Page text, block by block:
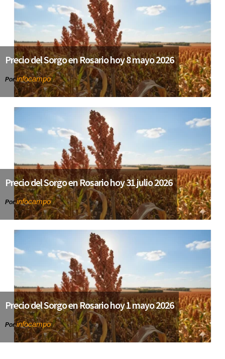
Precio del Sorgo en Rosario hoy 8 mayo 2026
Porinfocampo
Precio del Sorgo en Rosario hoy 31 julio 2026
Porinfocampo
Precio del Sorgo en Rosario hoy 1 mayo 2026
Porinfocampo